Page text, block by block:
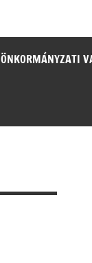
ÖNKORMÁNYZATI